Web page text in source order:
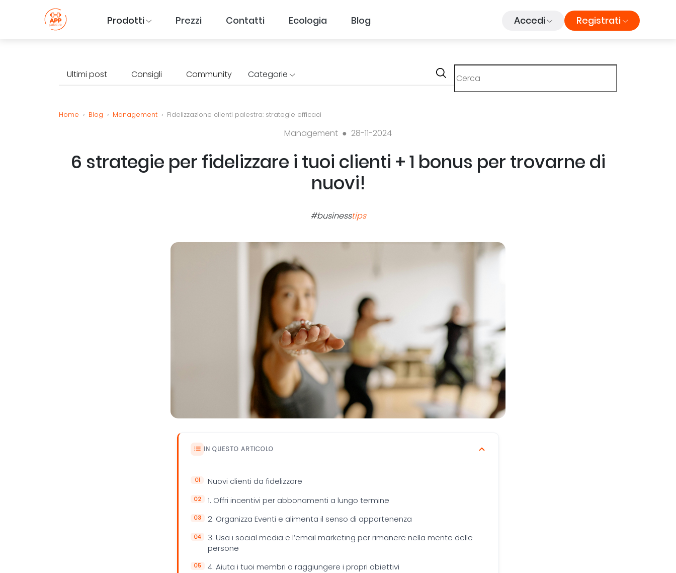
Prodotti Prezzi Contatti Ecologia Blog Accedi Registrati
Ultimi post Consigli Community Categorie
Home › Blog › Management › Fidelizzazione clienti palestra: strategie efficaci
Management ● 28-11-2024
6 strategie per fidelizzare i tuoi clienti + 1 bonus per trovarne di
nuovi!
#businesstips
IN QUESTO ARTICOLO
Nuovi clienti da fidelizzare
1. Offri incentivi per abbonamenti a lungo termine
2. Organizza Eventi e alimenta il senso di appartenenza
3. Usa i social media e l’email marketing per rimanere nella mente delle
persone
4. Aiuta i tuoi membri a raggiungere i propri obiettivi